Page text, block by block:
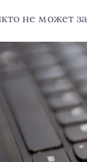
не может